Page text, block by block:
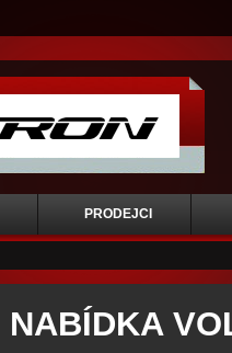
PRODEJCI
NABÍDKA